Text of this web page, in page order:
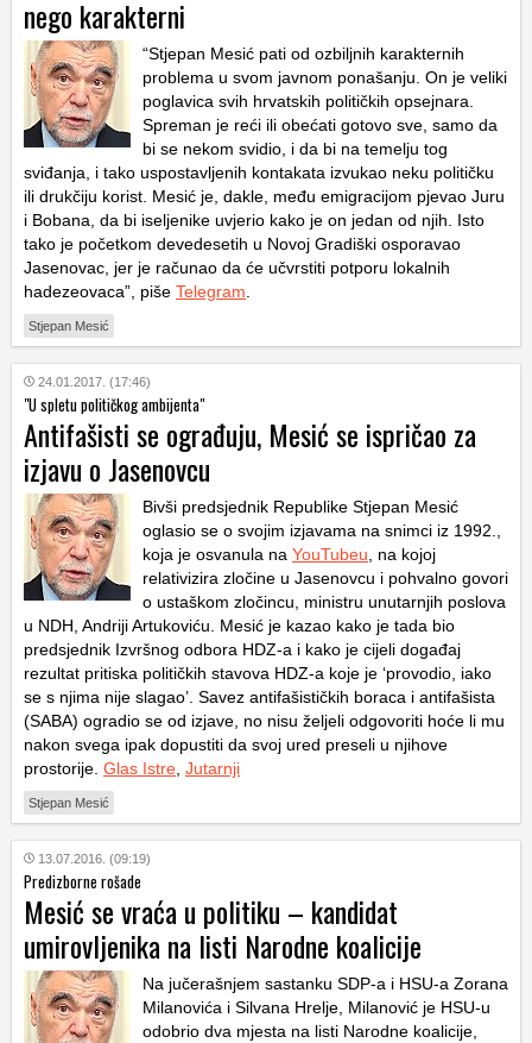
nego karakterni
“Stjepan Mesić pati od ozbiljnih karakternih
problema u svom javnom ponašanju. On je veliki
poglavica svih hrvatskih političkih opsejnara.
Spreman je reći ili obećati gotovo sve, samo da
bi se nekom svidio, i da bi na temelju tog
sviđanja, i tako uspostavljenih kontakata izvukao neku političku
ili drukčiju korist. Mesić je, dakle, među emigracijom pjevao Juru
i Bobana, da bi iseljenike uvjerio kako je on jedan od njih. Isto
tako je početkom devedesetih u Novoj Gradiški osporavao
Jasenovac, jer je računao da će učvrstiti potporu lokalnih
hadezeovaca”, piše Telegram
Stjepan Mesić
24.01.2017. (17:46)
"U spletu političkog ambijenta"
Antifašisti se ograđuju, Mesić se ispričao za
izjavu o Jasenovcu
Bivši predsjednik Republike Stjepan Mesić
oglasio se o svojim izjavama na snimci iz 1992.,
koja je osvanula na YouTubeu , na kojoj
relativizira zločine u Jasenovcu i pohvalno govori
o ustaškom zločincu, ministru unutarnjih poslova
u NDH, Andriji Artukoviću. Mesić je kazao kako je tada bio
predsjednik Izvršnog odbora HDZ-a i kako je cijeli događaj
rezultat pritiska političkih stavova HDZ-a koje je ‘provodio, iako
se s njima nije slagao’. Savez antifašističkih boraca i antifašista
(SABA) ogradio se od izjave, no nisu željeli odgovoriti hoće li mu
nakon svega ipak dopustiti da svoj ured preseli u njihove
prostorije. Glas Istre Jutarnji
Stjepan Mesić
13.07.2016. (09:19)
Predizborne rošade
Mesić se vraća u politiku – kandidat
umirovljenika na listi Narodne koalicije
Na jučerašnjem sastanku SDP-a i HSU-a Zorana
Milanovića i Silvana Hrelje, Milanović je HSU-u
odobrio dva mjesta na listi Narodne koalicije,